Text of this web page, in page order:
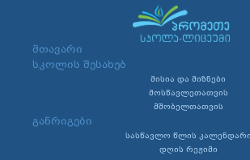
მთავარი
სკოლის შესახებ
მისია და მიზნები
მოსწავლეთათვის
მშობელთათვის
განრიგები
სასწავლო წლის კალენდარი
დღის რეჟიმი